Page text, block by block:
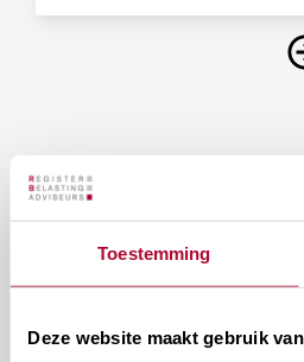
Toestemming
Deze website maakt gebruik
Ontvang informatie
vereniging en/of
onderwijsaanbod?
Ontvang informatie m.b.t.